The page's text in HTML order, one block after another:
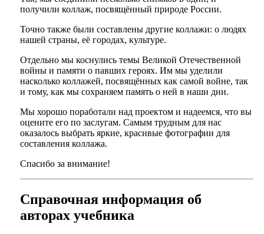
получили коллаж, посвящённый природе России.
Точно также были составлены другие коллажи: о людях
нашей страны, её городах, культуре.
Отдельно мы коснулись темы Великой Отечественной
войны и памяти о павших героях. Им мы уделили
насколько коллажей, посвящённых как самой войне, так
и тому, как мы сохраняем память о ней в наши дни.
Мы хорошо поработали над проектом и надеемся, что вы
оцените его по заслугам. Самым трудным для нас
оказалось выбрать яркие, красивые фотографии для
составления коллажа.
Спасибо за внимание!
Справочная информация об
авторах учебника